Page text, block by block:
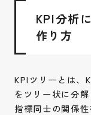
KPI分析
作り方
KPIツリーとは、
をツリー状に分
指標同士の関係